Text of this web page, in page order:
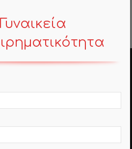
Mind
Business
Γυναικεία